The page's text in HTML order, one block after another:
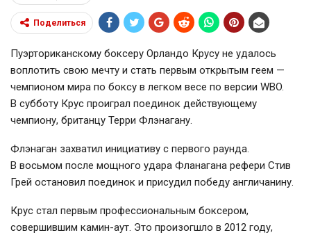
Поделиться
Пуэрториканскому боксеру Орландо Крусу не удалось
воплотить свою мечту и стать первым открытым геем —
чемпионом мира по боксу в легком весе по версии WBO.
В субботу Крус проиграл поединок действующему
чемпиону, британцу Терри Флэнагану.
Флэнаган захватил инициативу с первого раунда.
В восьмом после мощного удара Фланагана рефери Стив
Грей остановил поединок и присудил победу англичанину.
Крус стал первым профессиональным боксером,
совершившим камин-аут. Это произогшло в 2012 году,